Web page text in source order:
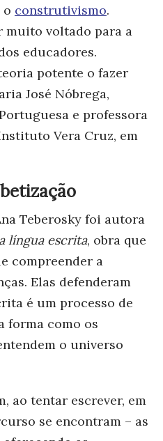
o construtivismo.
muito voltado para a
educadores.
potente o fazer
José Nóbrega,
e professora
Vera Cruz, em
Teberosky foi autora
língua escrita, obra que
compreender a
Elas defenderam
é um processo de
forma como os
o universo
ao tentar escrever, em
se encontram – as